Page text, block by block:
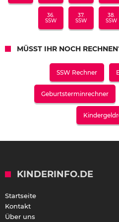
36.
SSW
37.
SSW
38.
SSW
MÜSST IHR NOCH
SSW Rechner
Geburtsterminrechner
KINDERINFO.DE
Startseite
Kontakt
Über uns